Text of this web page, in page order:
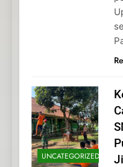
UNCATEGORIZED